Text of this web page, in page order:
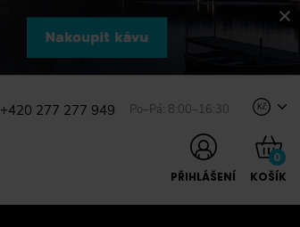
+420 277 277 949 Po–Pá: 8:00–16:30 Kč
PŘIHLÁŠENÍ
0
KOŠÍK